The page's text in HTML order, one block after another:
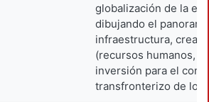
globalización de la
dibujando el
infraestructura,
(recursos humanos,
inversión para el
transfronterizo de los